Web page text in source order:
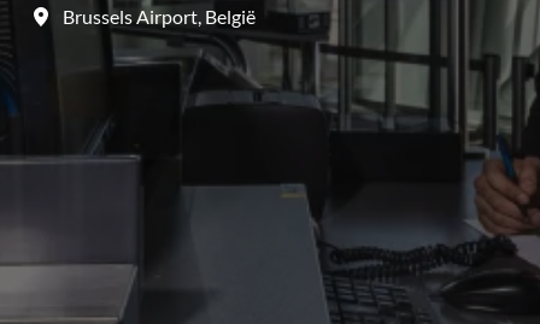
Brussels Airport, België